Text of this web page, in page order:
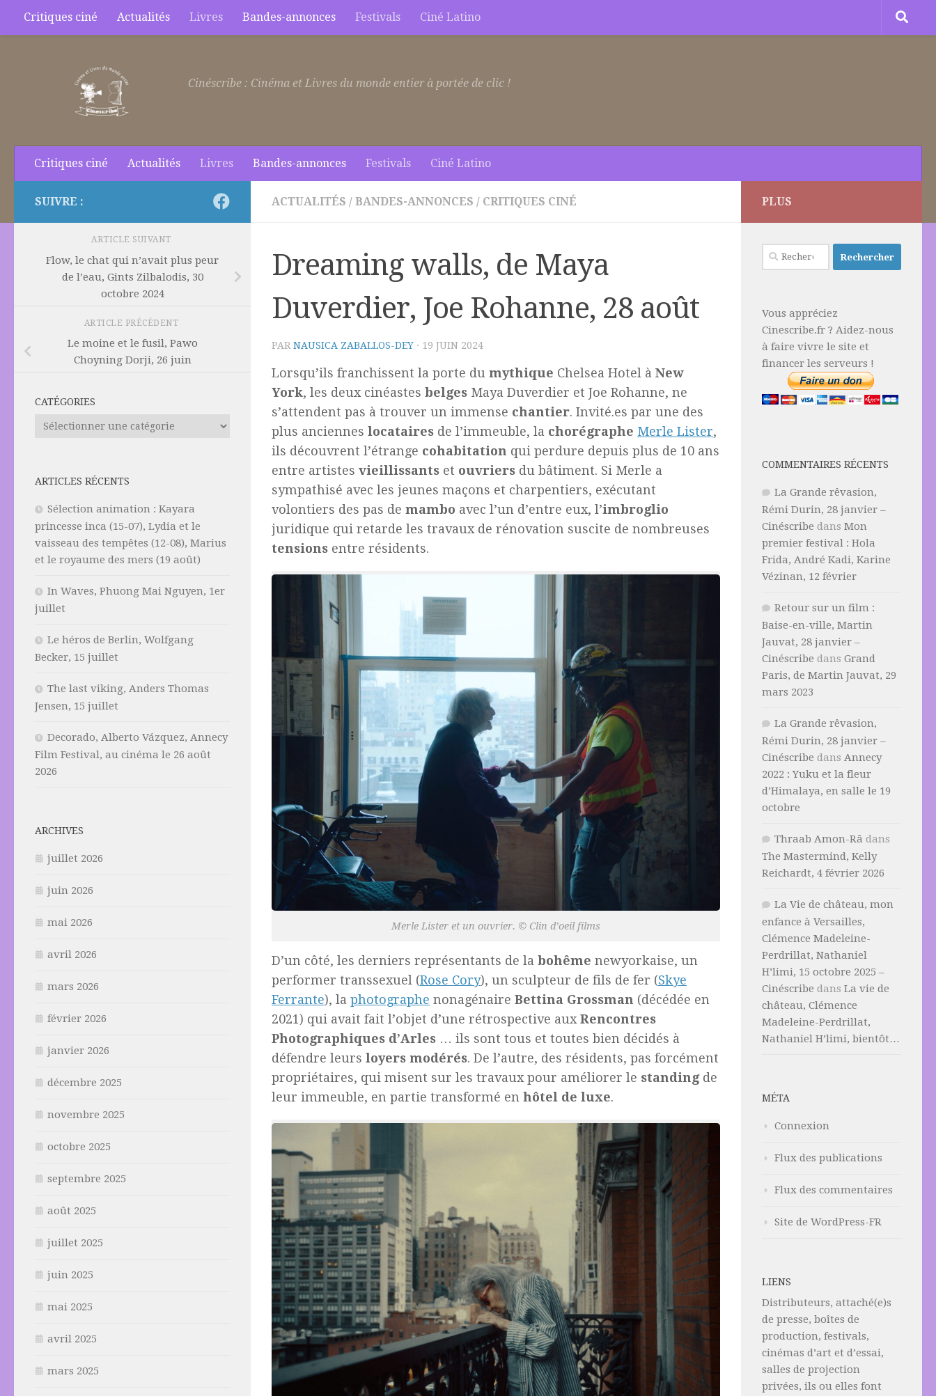
Skip to content
Critiques ciné Actualités Livres Bandes-annonces Festivals Ciné Latino
Cinéscribe : Cinéma et Livres du monde entier à portée de clic !
Critiques ciné Actualités Livres Bandes-annonces Festivals Ciné Latino
ACTUALITÉS / BANDES-ANNONCES / CRITIQUES CINÉ
Dreaming walls, de Maya
Duverdier, Joe Rohanne, 28 août
PAR NAUSICA ZABALLOS-DEY · 19 JUIN 2024
Lorsqu’ils franchissent la porte du mythique Chelsea Hotel à New
York, les deux cinéastes belges Maya Duverdier et Joe Rohanne, ne
s’attendent pas à trouver un immense chantier. Invité.es par une des
plus anciennes locataires de l’immeuble, la chorégraphe Merle Lister,
ils découvrent l’étrange cohabitation qui perdure depuis plus de 10 ans
entre artistes vieillissants et ouvriers du bâtiment. Si Merle a
sympathisé avec les jeunes maçons et charpentiers, exécutant
volontiers des pas de mambo avec l’un d’entre eux, l’imbroglio
juridique qui retarde les travaux de rénovation suscite de nombreuses
tensions entre résidents.
Merle Lister et un ouvrier. © Clin d’oeil films
D’un côté, les derniers représentants de la bohême newyorkaise, un
performer transsexuel (Rose Cory), un sculpteur de fils de fer (Skye
Ferrante), la photographe nonagénaire Bettina Grossman (décédée en
2021) qui avait fait l’objet d’une rétrospective aux Rencontres
Photographiques d’Arles … ils sont tous et toutes bien décidés à
défendre leurs loyers modérés. De l’autre, des résidents, pas forcément
propriétaires, qui misent sur les travaux pour améliorer le standingde
leur immeuble, en partie transformé en hôtel de luxe.
SUIVRE :
ARTICLE SUIVANT
Flow, le chat qui n’avait plus peur
de l’eau, Gints Zilbalodis, 30
octobre 2024
ARTICLE PRÉCÉDENT
Le moine et le fusil, Pawo
Choyning Dorji, 26 juin
CATÉGORIES
Catégories
ARTICLES RÉCENTS
Sélection animation : Kayara
princesse inca (15-07), Lydia et le
vaisseau des tempêtes (12-08), Marius
et le royaume des mers (19 août)
In Waves, Phuong Mai Nguyen, 1er
juillet
Le héros de Berlin, Wolfgang
Becker, 15 juillet
The last viking, Anders Thomas
Jensen, 15 juillet
Decorado, Alberto Vázquez, Annecy
Film Festival, au cinéma le 26 août
2026
ARCHIVES
juillet 2026
juin 2026
mai 2026
avril 2026
mars 2026
février 2026
janvier 2026
décembre 2025
novembre 2025
octobre 2025
septembre 2025
août 2025
juillet 2025
juin 2025
mai 2025
avril 2025
mars 2025
PLUS
Rechercher :
Vous appréciez
Cinescribe.fr ? Aidez-nous
à faire vivre le site et
financer les serveurs !
COMMENTAIRES RÉCENTS
La Grande rêvasion,
Rémi Durin, 28 janvier –
Cinéscribe dans Mon
premier festival : Hola
Frida, André Kadi, Karine
Vézinan, 12 février
Retour sur un film :
Baise-en-ville, Martin
Jauvat, 28 janvier –
Cinéscribe dans Grand
Paris, de Martin Jauvat, 29
mars 2023
La Grande rêvasion,
Rémi Durin, 28 janvier –
Cinéscribe dans Annecy
2022 : Yuku et la fleur
d’Himalaya, en salle le 19
octobre
Thraab Amon-Râ dans
The Mastermind, Kelly
Reichardt, 4 février 2026
La Vie de château, mon
enfance à Versailles,
Clémence Madeleine-
Perdrillat, Nathaniel
H’limi, 15 octobre 2025 –
Cinéscribe dans La vie de
château, Clémence
Madeleine-Perdrillat,
Nathaniel H’limi, bientôt…
MÉTA
Connexion
Flux des publications
Flux des commentaires
Site de WordPress-FR
LIENS
Distributeurs, attaché(e)s
de presse, boîtes de
production, festivals,
cinémas d’art et d’essai,
salles de projection
privées, ils ou elles font